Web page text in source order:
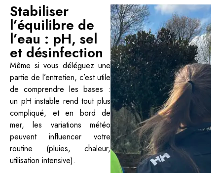
Stabiliser
l’équilibre de
l’eau : pH, sel
et désinfection
Même si vous déléguez une
partie de l’entretien, c’est utile
de comprendre les bases :
un pH instable rend tout plus
compliqué, et en bord de
mer, les variations météo
peuvent influencer votre
routine (pluies, chaleur,
utilisation intensive).